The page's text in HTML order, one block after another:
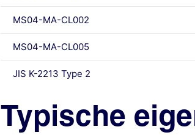
MS04-MA-CL002
MS04-MA-CL005
JIS K-2213 Type 2
Typische